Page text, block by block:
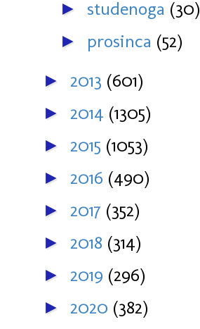
► studenoga (30)
► prosinca (52)
► 2013 (601)
► 2014 (1305)
► 2015 (1053)
► 2016 (490)
► 2017 (352)
► 2018 (314)
► 2019 (296)
► 2020 (382)